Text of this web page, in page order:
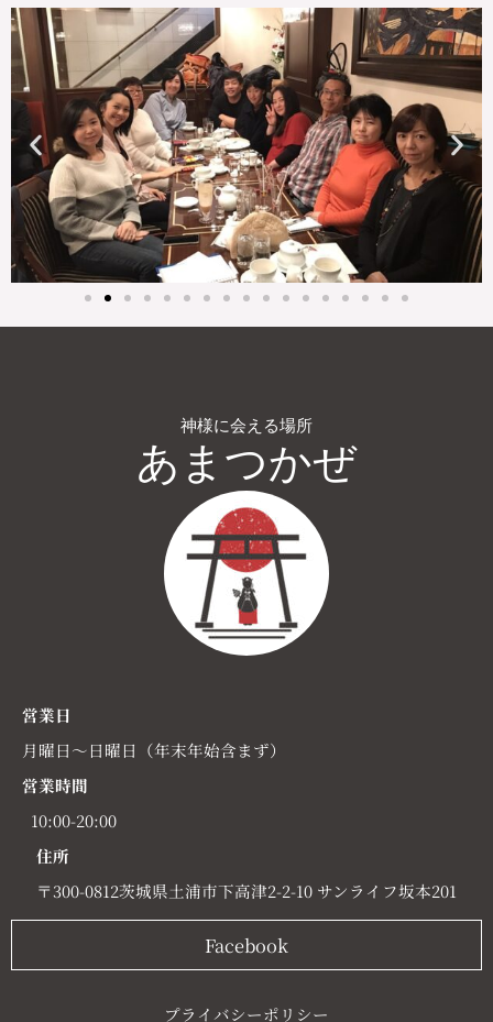
神様に会える場所
あまつかぜ
営業日
月曜日～日曜日（年末年始含まず）
営業時間
10:00-20:00
住所
〒300-0812茨城県土浦市下高津2-2-10 サンライフ坂本201
Facebook
プライバシーポリシー